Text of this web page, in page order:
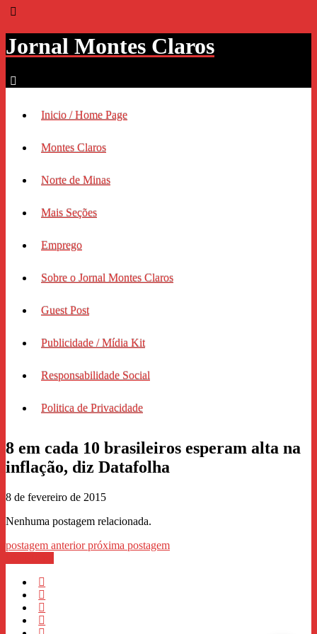
Jornal Montes Claros
Inicio / Home Page
Montes Claros
Norte de Minas
Mais Seções
Emprego
Sobre o Jornal Montes Claros
Guest Post
Publicidade / Mídia Kit
Responsabilidade Social
Politica de Privacidade
8 em cada 10 brasileiros esperam alta na
inflação, diz Datafolha
8 de fevereiro de 2015
Nenhuma postagem relacionada.
postagem anteriorpróxima postagem